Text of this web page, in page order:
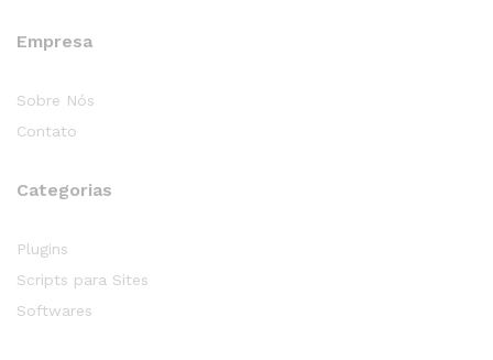
Empresa
Sobre Nós
Contato
Categorias
Plugins
Scripts para Sites
Softwares